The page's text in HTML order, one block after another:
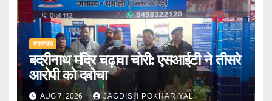
उत्तराखंड
बदरीनाथ मंदिर चढ़ावा चोरी: एसआईटी ने तीसरे
आरोपी को दबोचा
AUG 7, 2026 JAGDISH POKHARIYAL